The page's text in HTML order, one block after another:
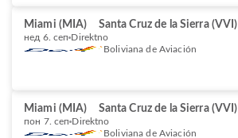
Miami (MIA) Santa Cruz de la Sierra (VVI)
нед 6. сеп Direktno
Boliviana de Aviación
Miami (MIA) Santa Cruz de la Sierra (VVI)
пон 7. сеп Direktno
Boliviana de Aviación